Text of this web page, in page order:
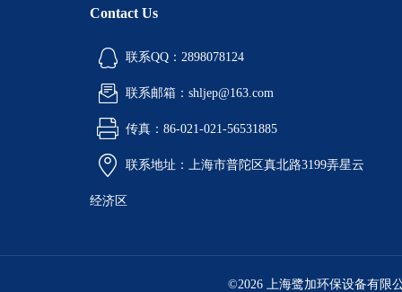
Contact Us
联系QQ：2898078124
联系邮箱：shljep@163.com
传真：86-021-021-56531885
联系地址：上海市普陀区真北路3199弄星云
经济区
©2026 上海鹭加环保设备有限